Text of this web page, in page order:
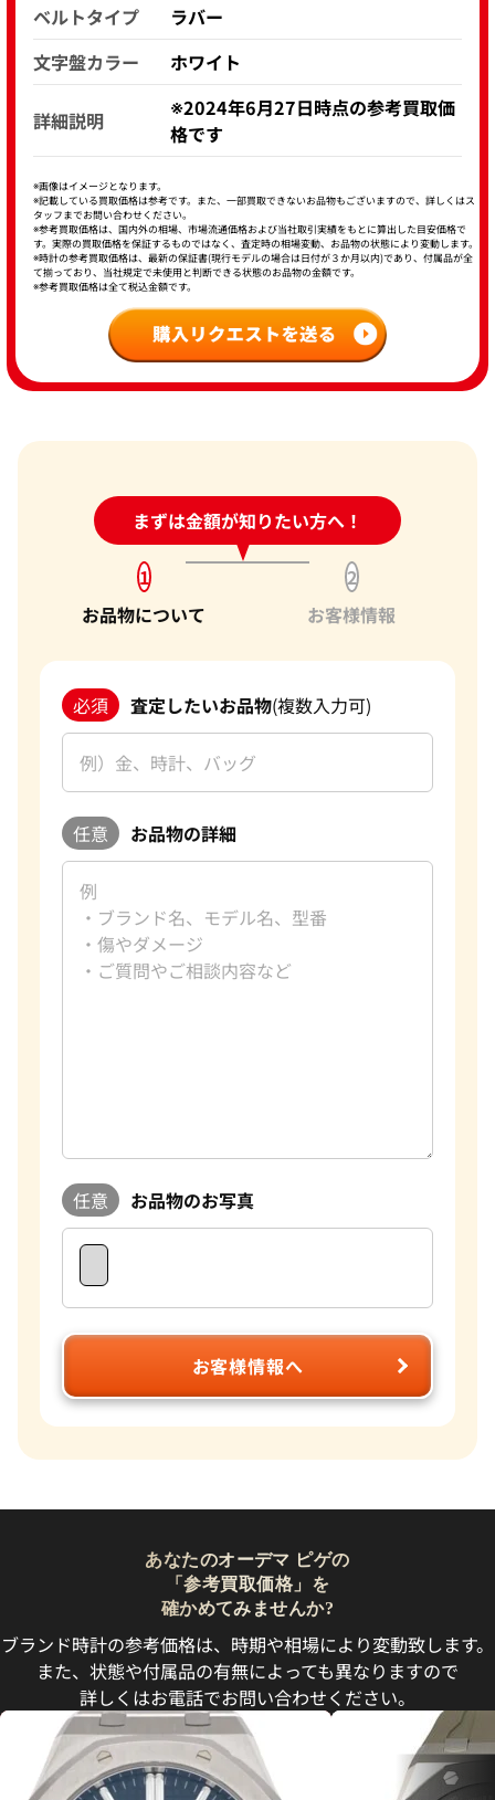
ベルトタイプ
ラバー
文字盤カラー
ホワイト
詳細説明
※2024年6月27日時点の参考買取価
格です
※画像はイメージとなります。
※記載している買取価格は参考です。また、一部買取できないお品物もございますので、詳しくはス
タッフまでお問い合わせください。
※参考買取価格は、国内外の相場、市場流通価格および当社取引実績をもとに算出した目安価格で
す。実際の買取価格を保証するものではなく、査定時の相場変動、お品物の状態により変動します。
※時計の参考買取価格は、最新の保証書(現行モデルの場合は日付が３か月以内)であり、付属品が全
て揃っており、当社規定で未使用と判断できる状態のお品物の金額です。
※参考買取価格は全て税込金額です。
まずは金額が知りたい方へ！
24時間受付中!問い合わせフォーム
1
お品物について
2
お客様情報
必須 査定したいお品物(複数入力可)
任意 お品物の詳細
任意 お品物のお写真
お客様情報へ
あなたのオーデマ ピゲの
「参考買取価格」を
確かめてみませんか?
ブランド時計の参考価格は、時期や相場により変動致します。
また、状態や付属品の有無によっても異なりますので
詳しくはお電話でお問い合わせください。